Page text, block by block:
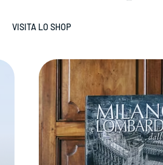
VISITA LO SHOP